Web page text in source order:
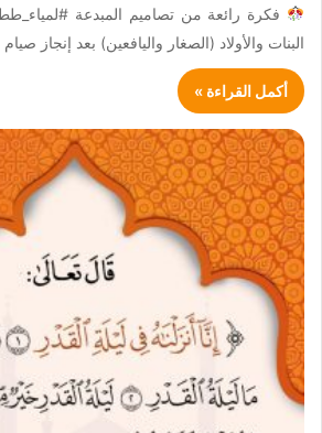
فكرة رائعة من تصاميم المبدعة
البنات والأولاد (الصغار واليافعين) بعد إنجاز
أكمل القراءة »